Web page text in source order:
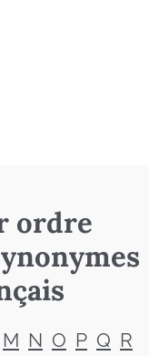
ordre
M N O P Q R